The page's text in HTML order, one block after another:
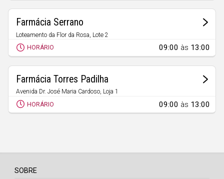
Portalegre
Porto
Santarém
Setúbal
Viana do Castelo
Vila Real
Farmácia Serrano
Loteamento da Flor da Rosa, Lote 2
Lousã
HORÁRIO 09:00 às 13:00
Farmácia Torres Padilha
Avenida Dr. José Maria Cardoso, Loja 1
Lousã
HORÁRIO 09:00 às 13:00
SOBRE